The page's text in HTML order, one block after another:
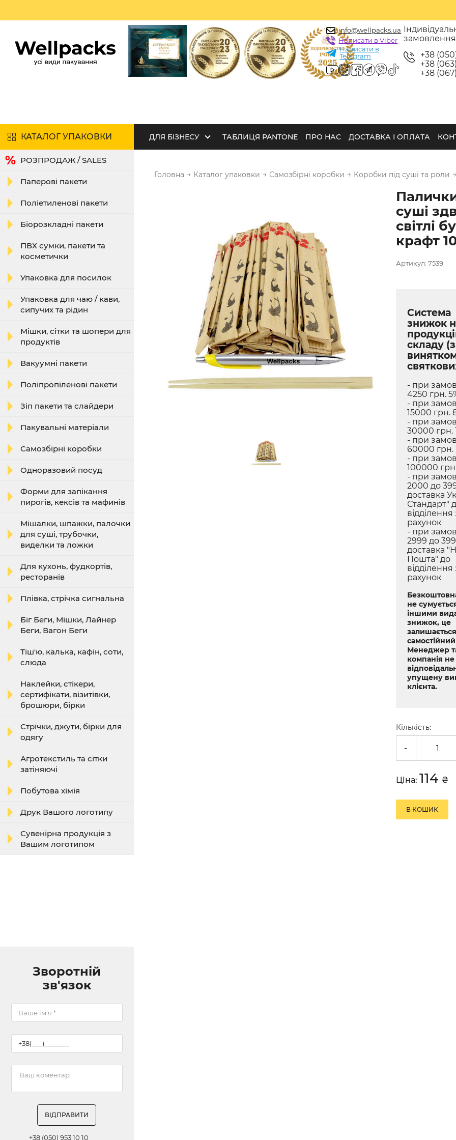
info@wellpacks.ua
Написати в Viber
Написати в
Telegram
замовлення
+38
+38
+38
КАТАЛОГ УПАКОВКИ ДЛЯ БІЗНЕСУ ТАБЛИЦЯ PANTONE ПРО НАС ДОСТАВКА І ОПЛАТА
РОЗПРОДАЖ / SALES
Паперові пакети
Поліетиленові пакети
Біорозкладні пакети
ПВХ сумки, пакети та
косметички
Упаковка для посилок
Упаковка для чаю / кави,
сипучих та рідин
Мішки, сітки та шопери для
продуктів
Вакуумні пакети
Поліпропіленові пакети
Зіп пакети та слайдери
Пакувальні матеріали
Самозбірні коробки
Одноразовий посуд
Форми для запікання
пирогів, кексів та мафинів
Мішалки, шпажки, палочки
для суші, трубочки,
виделки та ложки
Для кухонь, фудкортів,
ресторанів
Плівка, стрічка сигнальна
Біг Беги, Мішки, Лайнер
Беги, Вагон Беги
Тіш'ю, калька, кафін, соти,
слюда
Наклейки, стікери,
сертифікати, візитівки,
брошюри, бірки
Стрічки, джути, бірки для
одягу
Агротекстиль та сітки
затіняючі
Побутова хімія
Друк Вашого логотипу
Сувенірна продукція з
Вашим логотипом
Зворотній
зв'язок
ВІДПРАВИТИ
+38 (050) 953 10 10
Головна → Каталог упаковки → Самозбірні коробки → Коробки під суші та роли
суші
світлі
крафт
Артикул: 7539
Система
знижок
складу
- при
4250 грн.
- при
15000 грн.
- при
30000 грн.
- при
60000 грн.
- при
100000
- при
2000 до
доставка
Стандарт"
рахунок
- при
2999 до
доставка
Пошта" до
рахунок
не
іншими
знижок, це
Менеджер
компанія не
упущену
клієнта.
Кількість:
-
Ціна: 114 ₴
В КОШИК